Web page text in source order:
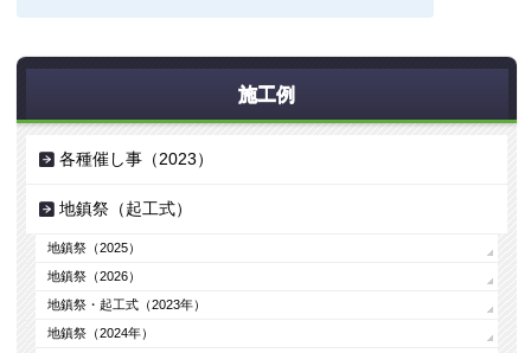
施工例
各種催し事（2023）
地鎮祭（起工式）
地鎮祭（2025）
地鎮祭（2026）
地鎮祭・起工式（2023年）
地鎮祭（2024年）